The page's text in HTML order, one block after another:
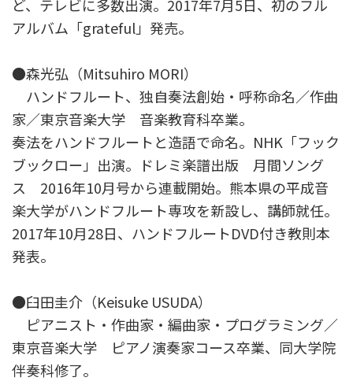
ど、テレビに多数出演。2017年7月5日、初のフル
アルバム「grateful」発売。
●森光弘（Mitsuhiro MORI）
ハンドフルート、独自奏法創始・呼称命名／作曲
家／東京音楽大学 音楽教育科卒業。
奏法をハンドフルートと造語で命名。NHK「フック
ブックロー」出演。ドレミ楽譜出版 月間ソング
ス 2016年10月号から連載開始。熊本県の平成音
楽大学がハンドフルート専攻を新設し、講師就任。
2017年10月28日、ハンドフルートDVD付き教則本
発表。
●臼田圭介（Keisuke USUDA）
ピアニスト・作曲家・編曲家・プログラミング／
東京音楽大学 ピアノ演奏家コース卒業、同大学院
伴奏科修了。